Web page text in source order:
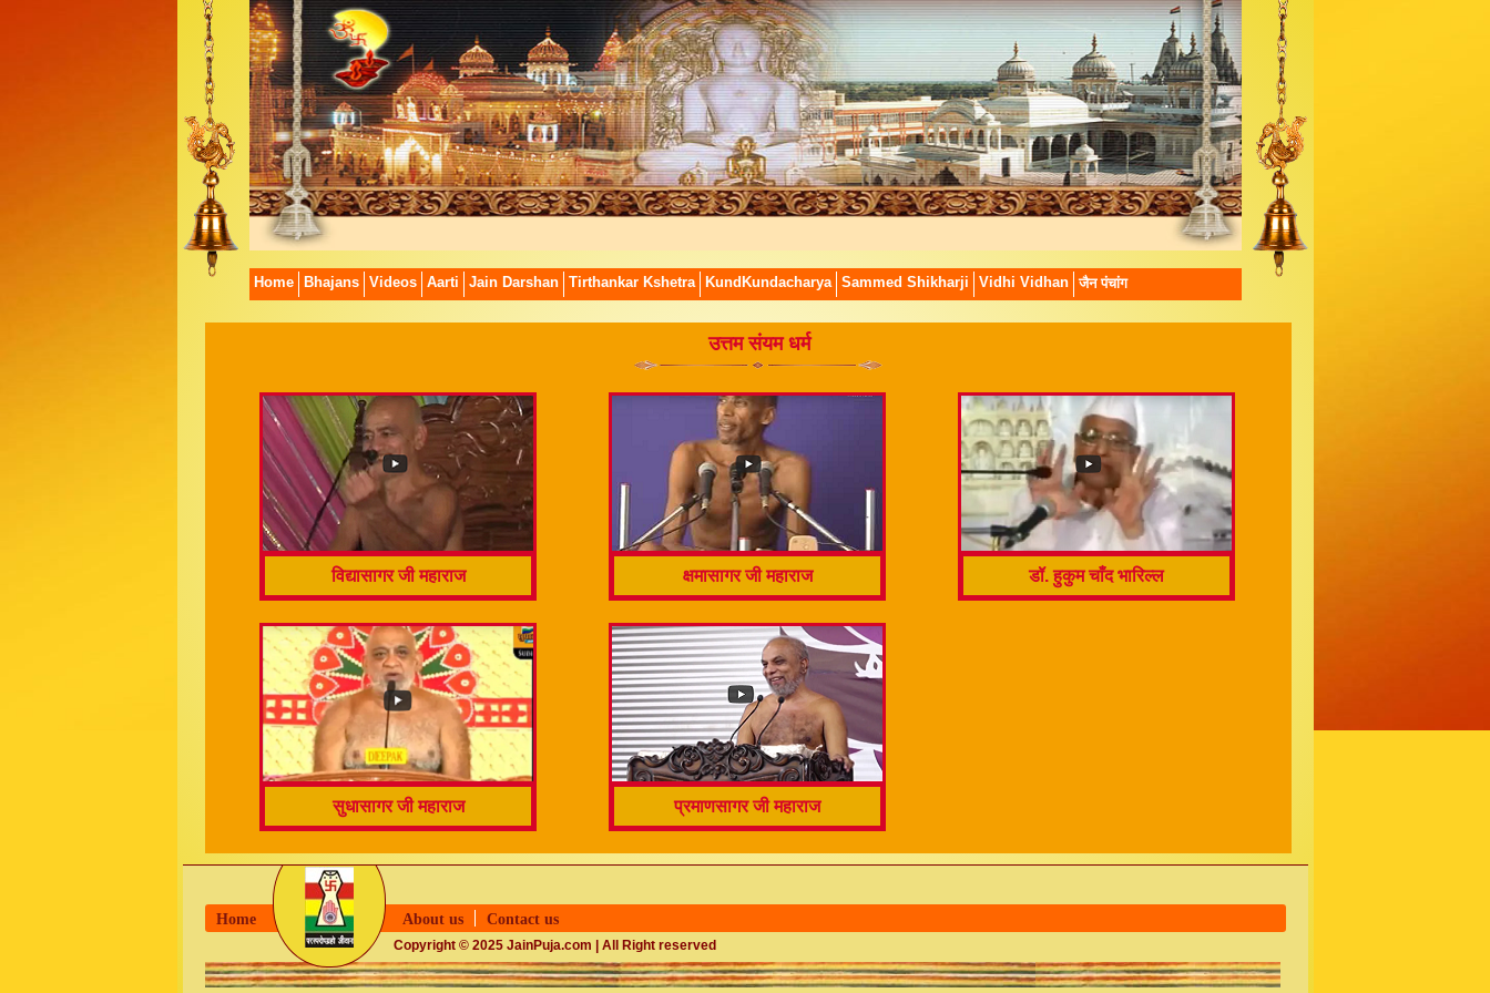
Home Bhajans Videos Aarti Jain Darshan Tirthankar Kshetra KundKundacharya Sammed Shikharji Vidhi Vidhan जैन पंचांग
उत्तम संयम धर्म
विद्यासागर जी महाराज क्षमासागर जी महाराज डॉ. हुकुम चाँद भारिल्ल
सुधासागर जी महाराज प्रमाणसागर जी महाराज
Home About us Contact us
Copyright © 2025 JainPuja.com | All Right reserved